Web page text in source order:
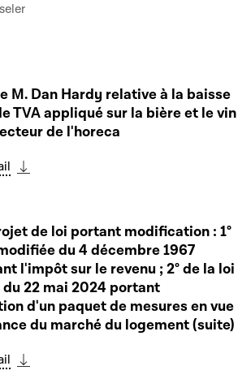
M. Dan Hardy relative à la baisse
TVA appliqué sur la bière et le vin
de l'horeca
de loi portant modification : 1°
du 4 décembre 1967
l'impôt sur le revenu ; 2° de la loi
22 mai 2024 portant
d'un paquet de mesures en vue
du marché du logement (suite)